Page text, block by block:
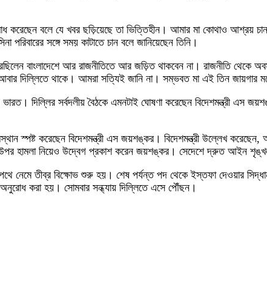
করেছেন বলে যে খবর ছড়িয়েছে তা ভিত্তিহীন। আমার মা কোথাও আশ্রয়
সঙ্গে সময় কাটাতে চান বলে জানিয়েছেন তিনি।
বাংলাদেশে আর রাজনীতিতে আর জড়িত থাকবেন না। রাজনীতি থেকে
দিল্লিতে থাকে। আমরা সত্যিই জানি না। সম্ভবত মা এই তিন জায়গার
দিল্লির সর্বদলীয় বৈঠকে এমনটাই ঘোষণা করেছেন বিদেশমন্ত্রী এস
স্পষ্ট করেছেন বিদেশমন্ত্রী এস জয়শঙ্কর। বিদেশমন্ত্রী উল্লেখ
উপর হামলা নিয়েও উদ্বেগ প্রকাশ করেন জয়শঙ্কর। সেদেশে দ্রুত আইন
নেমে তীব্র বিক্ষোভ শুরু হয়। শেষ পর্যন্ত পদ থেকে ইস্তফা দেওয়ার
করা হয়। সোমবার সন্ধ্যায় দিল্লিতে এসে পৌঁছন।